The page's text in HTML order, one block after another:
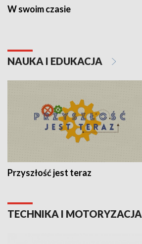
W swoim czasie
NAUKA I EDUKACJA
Przyszłość jest teraz
TECHNIKA I MOTORYZACJA